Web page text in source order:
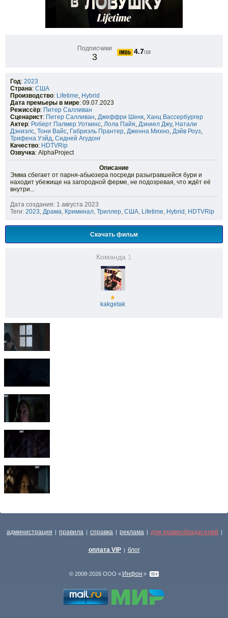
Подписчики
3
4.7/10
Год: 2023
Страна: США
Производство: Lifetime, Hybrid
Дата премьеры в мире: 09.07.2023
Режиссёр: Питер Салливан
Сценарист: Питер Салливан, Джеффри Шенк, Ханц Вассербургер
Актер: Роберт Палмер Уоткинс, Лола Пайя, Дэниел Джу, Натали
Дэниэлс, Тони Вайс, Габриэль Прантер, Дженна Михно, Дэйв Роуз,
Трифена Уэйд, Сидней Агудонг
Качество: HDTVRip
Озвучка: AlphaProject
Описание
Эмма сбегает от парня-абьюзера посреди разыгравшейся бури и
находит убежище на загородной ферме, не подозревая, что ждёт её
внутри...
Дата создания: 1 августа 2023
Теги: 2023, Драма, Криминал, Триллер, США, Lifetime, Hybrid , HDTVRip
Скачать фильм
Команда 1
★
kakgetak
администрация | правила | справка | реклама | для правообладателей |
оплата VIP | блог
© 2008-2026 ООО « Инфон »